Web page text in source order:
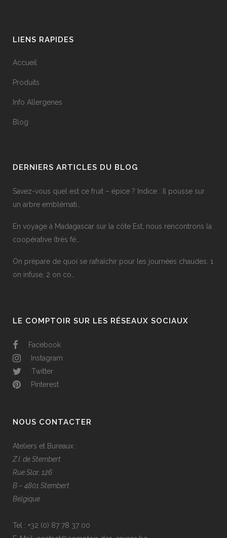
LIENS RAPIDES
Accueil
Produits
Info Allergenes
Blog
DERNIERS ARTICLES DU BLOG
Savez-vous quel est ce fruit – épice ? Indice : Il pousse sur
un arbre emblémati…
En voyage à Madagascar sur la côte Est, nous rencontrons la
coopérative (très fé…
On prépare de quoi se rafraîchir pour les journées chaudes. 1
on infuse, 2 on co…
LE COMPTOIR SUR LES RÉSEAUX SOCIAUX
Facebook
Instagram
Twitter
Pinterest
NOUS CONTACTER
Ateliers et Bureaux :
Z.I. de Stembert
Rue Slar, 126
B – 4801 Stembert
Belgique
Tel : +32 (0) 87 78 37 00